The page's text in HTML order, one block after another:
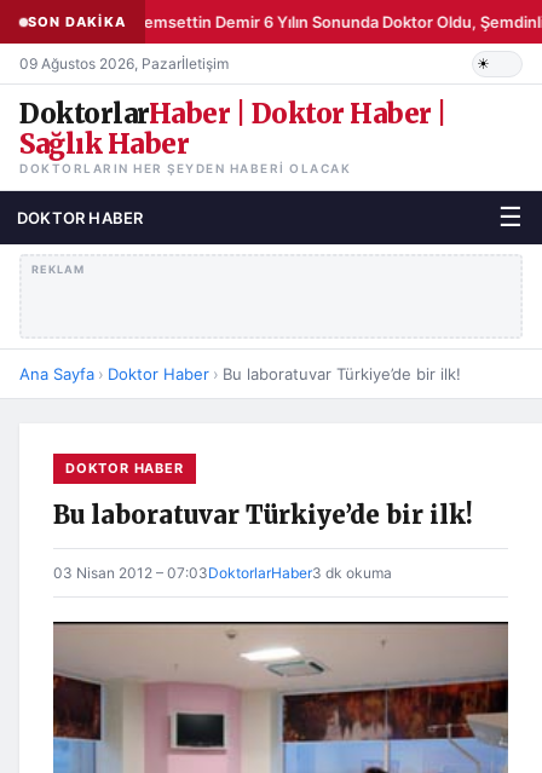
SON DAKİKA Şemsettin Demir 6 Yılın Sonunda Doktor Oldu,
09 Ağustos 2026, Pazarİletişim
DoktorlarHaber | Doktor Haber |
Sağlık Haber
DOKTORLARIN HER ŞEYDEN HABERI OLACAK
DOKTOR HABER ☰
REKLAM
Ana Sayfa › Doktor Haber › Bu laboratuvar Türkiye’de bir ilk!
DOKTOR HABER
Bu laboratuvar Türkiye’de bir ilk!
03 Nisan 2012 – 07:03DoktorlarHaber3 dk okuma